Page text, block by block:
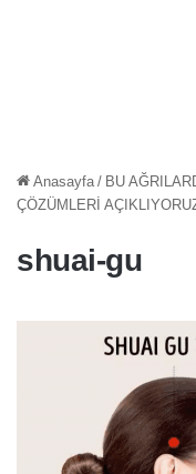
Anasayfa / BU
ÇÖZÜMLERİ
shuai-gu